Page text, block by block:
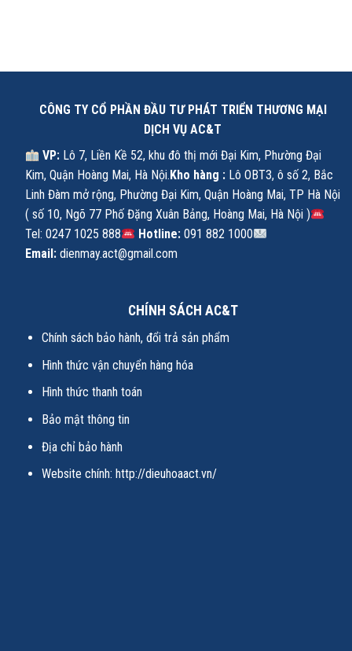
CÔNG TY CỔ PHẦN ĐẦU TƯ PHÁT TRIỂN THƯƠNG MẠI
DỊCH VỤ AC&T
VP: Lô 7, Liền Kề 52, khu đô thị mới Đại Kim, Phường Đại
Kim, Quận Hoàng Mai, Hà Nội. Kho hàng : Lô OBT3, ô số 2, Bắc
Linh Đàm mở rộng, Phường Đại Kim, Quận Hoàng Mai, TP Hà Nội
( số 10, Ngõ 77 Phố Đặng Xuân Bảng, Hoàng Mai, Hà Nội )
Tel: 0247 1025 888
Hotline:091 882 1000
Email: dienmay.act@gmail.com
CHÍNH SÁCH AC&T
Chính sách bảo hành, đổi trả sản phẩm
Hình thức vận chuyển hàng hóa
Hình thức thanh toán
Bảo mật thông tin
Địa chỉ bảo hành
Website chính: http://dieuhoaact.vn/